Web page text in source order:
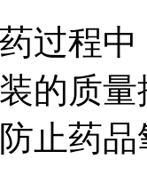
过程
的质
止药